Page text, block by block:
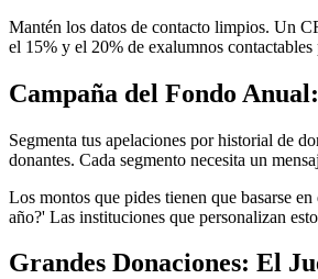
Mantén los datos de contacto limpios. Un
el 15% y el 20% de exalumnos
Campaña del Fondo
Segmenta tus apelaciones por historial de
donantes. Cada segmento necesita un
Los montos que pides tienen que basarse
año?' Las instituciones que personalizan
Grandes Donaciones: El